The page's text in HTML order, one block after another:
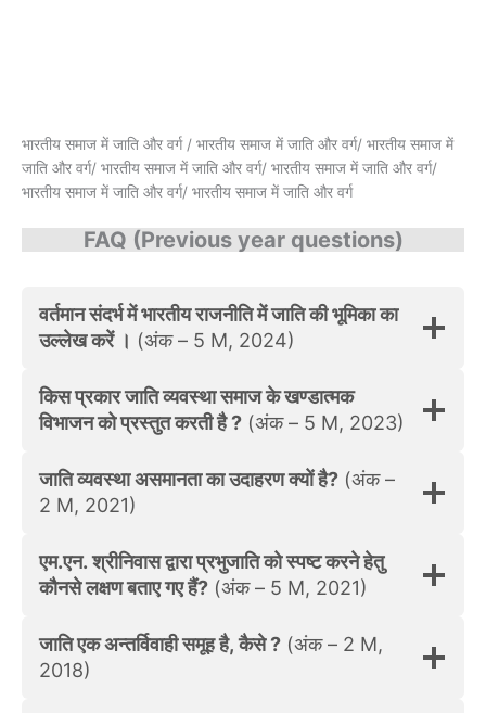
भारतीय समाज में जाति और वर्ग / भारतीय समाज में जाति और वर्ग/ भारतीय समाज में
जाति और वर्ग/ भारतीय समाज में जाति और वर्ग/ भारतीय समाज में जाति और वर्ग/
भारतीय समाज में जाति और वर्ग/ भारतीय समाज में जाति और वर्ग
FAQ (Previous year questions)
वर्तमान संदर्भ में भारतीय राजनीति में जाति की भूमिका का
उल्लेख करें । (अंक – 5 M, 2024)
किस प्रकार जाति व्यवस्था समाज के खण्डात्मक
विभाजन को प्रस्तुत करती है ? (अंक – 5 M, 2023)
जाति व्यवस्था असमानता का उदाहरण क्‍यों है? (अंक –
2 M, 2021)
एम.एन. श्रीनिवास द्वारा प्रभुजाति को स्पष्ट करने हेतु
कौनसे लक्षण बताए गए हैं? (अंक – 5 M, 2021)
जाति एक अन्तर्विवाही समूह है, कैसे ? (अंक – 2 M,
2018)